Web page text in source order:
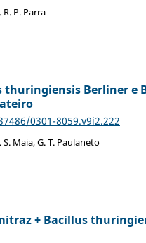
R. P. Parra
thuringiensis Berliner
0301-8059.v9i2.222
S. Maia, G. T. Paulaneto
+ Bacillus